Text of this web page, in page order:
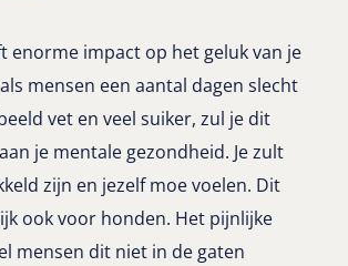
enorme impact op het geluk van je
mensen een aantal dagen slecht
vet en veel suiker, zul je dit
je mentale gezondheid. Je zult
zijn en jezelf moe voelen. Dit
ook voor honden. Het pijnlijke
mensen dit niet in de gaten